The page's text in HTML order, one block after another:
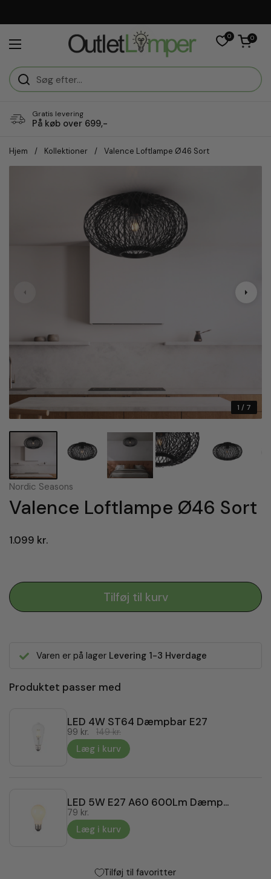
Åbn menuen
0 Åben vogn
0
Gratis levering
På køb over 699,-
Hjem / Kollektioner / Valence Loftlampe Ø46 Sort
1 / 7
Nordic Seasons
Valence Loftlampe Ø46 Sort
1.099 kr.
Tilføj til kurv
Varen er på lager Levering 1-3 Hverdage
Produktet passer med
LED 4W ST64 Dæmpbar E27
99 kr.
149 kr.
Læg i kurv
LED 5W E27 A60 600Lm Dæmpbar
79 kr.
Læg i kurv
Tilføj til favoritter